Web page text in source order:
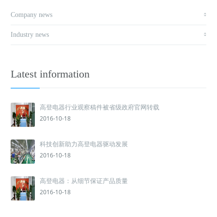
Company news
Industry news
Latest information
高登电器行业观察稿件被省级政府官网转载
2016-10-18
科技创新助力高登电器驱动发展
2016-10-18
高登电器：从细节保证产品质量
2016-10-18